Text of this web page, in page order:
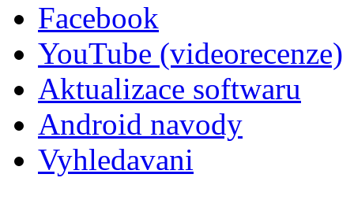
Facebook
YouTube (videorecenze)
Aktualizace softwaru
Android navody
Vyhledavani